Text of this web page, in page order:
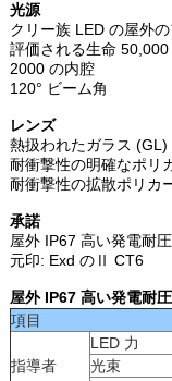
光源
クリー族 LED の屋外
評価される生命
2000 の内腔
120° ビーム角
レンズ
熱扱われたガラス (GL)
耐衝撃性の明確なポリ
耐衝撃性の拡散ポリカ
承諾
屋外 IP67 高い発電耐
元印: Exd のⅡ CT6
屋外 IP67 高い発電耐
項目
指導者
LED 力
光束